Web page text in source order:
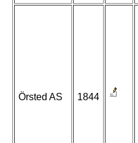
Örsted AS 1844